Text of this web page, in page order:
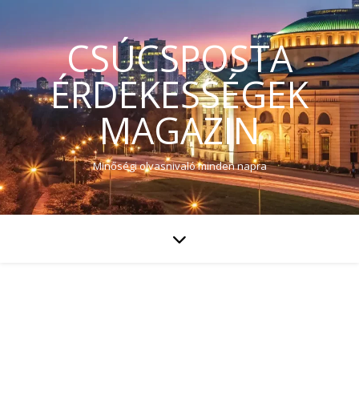
CSÚCSPOSTA
ÉRDEKESSÉGEK
MAGAZIN
Minőségi olvasnivaló minden napra